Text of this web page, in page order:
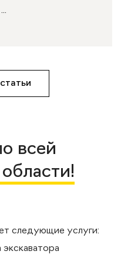
всей
следующие услуги:
экскаватора